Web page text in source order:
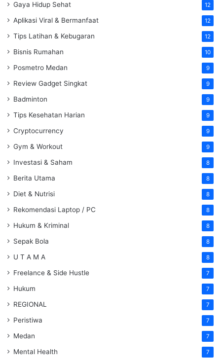
Gaya Hidup Sehat 12
Aplikasi Viral & Bermanfaat 12
Tips Latihan & Kebugaran 12
Bisnis Rumahan 10
Posmetro Medan 9
Review Gadget Singkat 9
Badminton 9
Tips Kesehatan Harian 9
Cryptocurrency 9
Gym & Workout 9
Investasi & Saham 8
Berita Utama 8
Diet & Nutrisi 8
Rekomendasi Laptop / PC 8
Hukum & Kriminal 8
Sepak Bola 8
U T A M A 8
Freelance & Side Hustle 7
Hukum 7
REGIONAL 7
Peristiwa 7
Medan 7
Mental Health 7